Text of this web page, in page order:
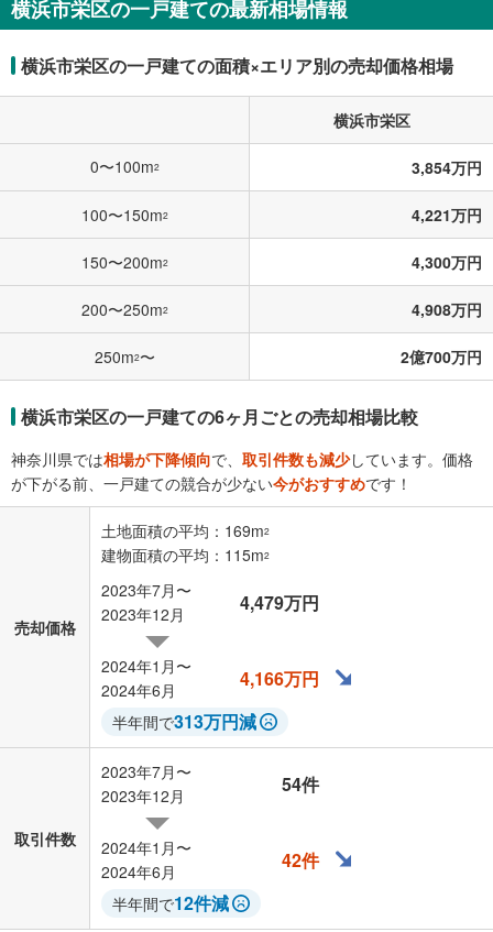
横浜市栄区の一戸建ての最新相場情報
横浜市栄区の一戸建ての面積×エリア別の売却価格相場
横浜市栄区
0〜100m2 3,854万円
100〜150m2 4,221万円
150〜200m2 4,300万円
200〜250m2 4,908万円
250m2〜 2億700万円
横浜市栄区の一戸建ての6ヶ月ごとの売却相場比較
神奈川県では相場が下降傾向で、 取引件数も減少しています。価格
が下がる前、一戸建ての競合が少ない今がおすすめです！
売却価格
土地面積の平均：169m2
建物面積の平均：115m2
2023年7月〜
2023年12月
4,479万円
2024年1月〜
2024年6月
4,166万円
半年間で313万円減
取引件数
2023年7月〜
2023年12月
54件
2024年1月〜
2024年6月
42件
半年間で12件減